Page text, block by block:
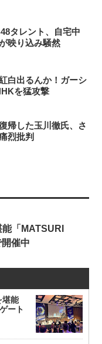
タレント、自宅中
映り込み騒然
白出るんか！ガーシ
を猛攻撃
帰した玉川徹氏、さ
烈批判
「MATSURI
催中
堪能
ート